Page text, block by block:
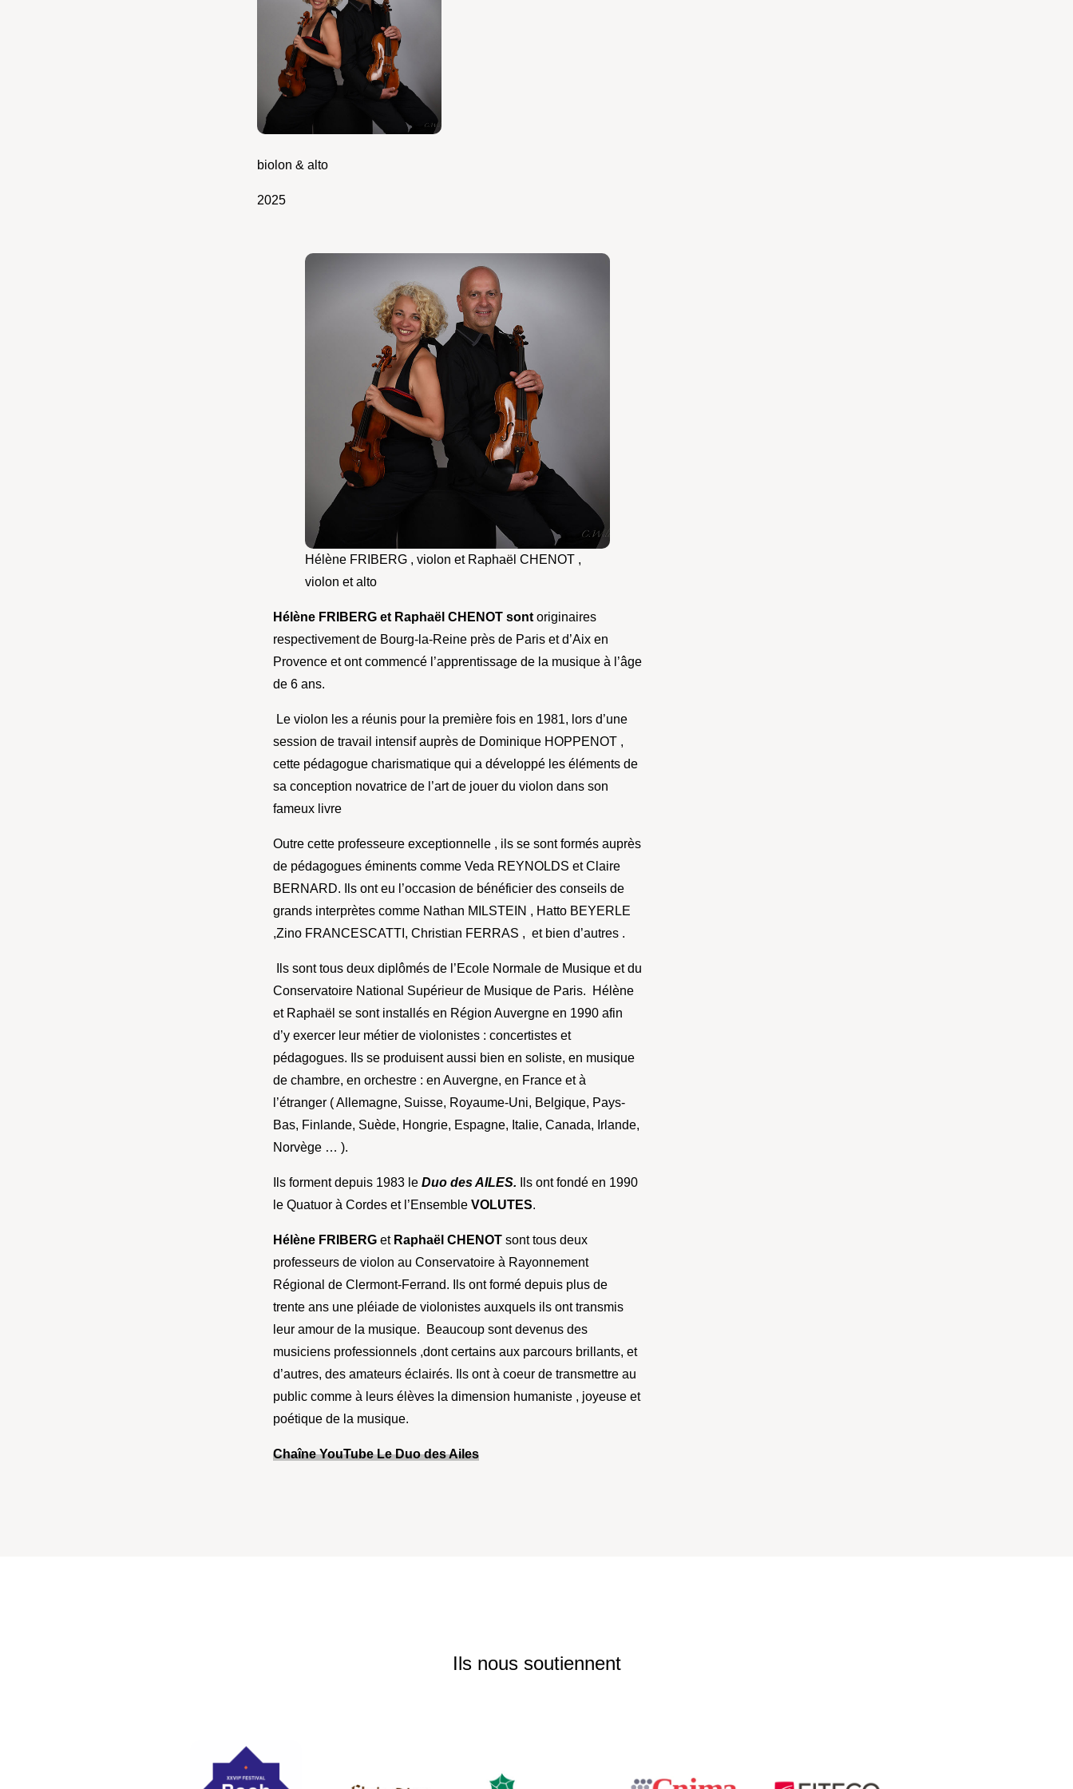
biolon & alto
2025
Hélène FRIBERG , violon et Raphaël CHENOT ,
violon et alto
Hélène FRIBERG et Raphaël CHENOT sont originaires
respectivement de Bourg-la-Reine près de Paris et d’Aix en
Provence et ont commencé l’apprentissage de la musique à l’âge
de 6 ans.
Le violon les a réunis pour la première fois en 1981, lors d’une
session de travail intensif auprès de Dominique HOPPENOT ,
cette pédagogue charismatique qui a développé les éléments de
sa conception novatrice de l’art de jouer du violon dans son
fameux livre
Outre cette professeure exceptionnelle , ils se sont formés auprès
de pédagogues éminents comme Veda REYNOLDS et Claire
BERNARD. Ils ont eu l’occasion de bénéficier des conseils de
grands interprètes comme Nathan MILSTEIN , Hatto BEYERLE
,Zino FRANCESCATTI, Christian FERRAS , et bien d’autres .
Ils sont tous deux diplômés de l’Ecole Normale de Musique et du
Conservatoire National Supérieur de Musique de Paris. Hélène
et Raphaël se sont installés en Région Auvergne en 1990 afin
d’y exercer leur métier de violonistes : concertistes et
pédagogues. Ils se produisent aussi bien en soliste, en musique
de chambre, en orchestre : en Auvergne, en France et à
l’étranger ( Allemagne, Suisse, Royaume-Uni, Belgique, Pays-
Bas, Finlande, Suède, Hongrie, Espagne, Italie, Canada, Irlande,
Norvège … ).
Ils forment depuis 1983 le Duo des AILES. Ils ont fondé en 1990
le Quatuor à Cordes et l’Ensemble VOLUTES.
Hélène FRIBERG et Raphaël CHENOT sont tous deux
professeurs de violon au Conservatoire à Rayonnement
Régional de Clermont-Ferrand. Ils ont formé depuis plus de
trente ans une pléiade de violonistes auxquels ils ont transmis
leur amour de la musique. Beaucoup sont devenus des
musiciens professionnels ,dont certains aux parcours brillants, et
d’autres, des amateurs éclairés. Ils ont à coeur de transmettre au
public comme à leurs élèves la dimension humaniste , joyeuse et
poétique de la musique.
Chaîne YouTube Le Duo des Ailes
Ils nous soutiennent